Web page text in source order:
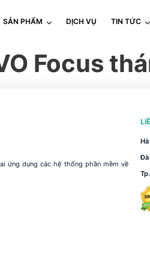
SẢN PHẨM DỊCH VỤ TIN TỨC
Focus
ứng dụng các hệ thống phần mềm về
Đà